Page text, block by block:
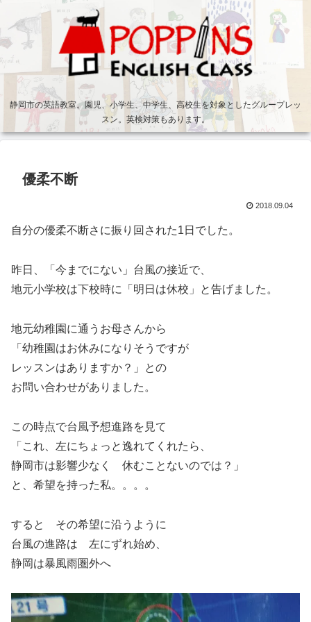
静岡市の英語教室。園児、小学生、中学生、高校生を対象としたグループレッ
スン。英検対策もあります。
優柔不断
2018.09.04
自分の優柔不断さに振り回された1日でした。
昨日、「今までにない」台風の接近で、
地元小学校は下校時に「明日は休校」と告げました。
地元幼稚園に通うお母さんから
「幼稚園はお休みになりそうですが
レッスンはありますか？」との
お問い合わせがありました。
この時点で台風予想進路を見て
「これ、左にちょっと逸れてくれたら、
静岡市は影響少なく 休むことないのでは？」
と、希望を持った私。。。。
すると その希望に沿うように
台風の進路は 左にずれ始め、
静岡は暴風雨圏外へ